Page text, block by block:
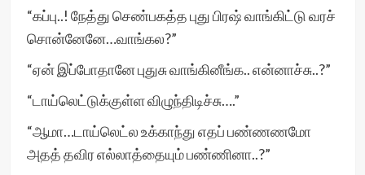
“கப்பு..! நேத்து செண்பகத்த புது பிரஷ் வாங்கிட்டு வரச்
சொன்னேனே…வாங்கல?”
“ஏன் இப்போதானே புதுசு வாங்கினீங்க.. என்னாச்சு..?”
“டாய்லெட்டுக்குள்ள விழுந்திடிச்சு….”
“ஆமா…டாய்லெட்ல உக்காந்து எதப் பண்ணணமோ
அதத் தவிர எல்லாத்தையும் பண்ணினா..?”